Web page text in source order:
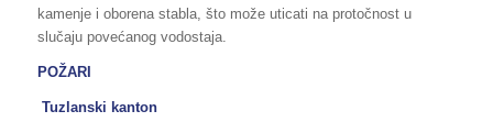
kamenje i oborena stabla, što može uticati na protočnost u
slučaju povećanog vodostaja.
POŽARI
Tuzlanski kanton